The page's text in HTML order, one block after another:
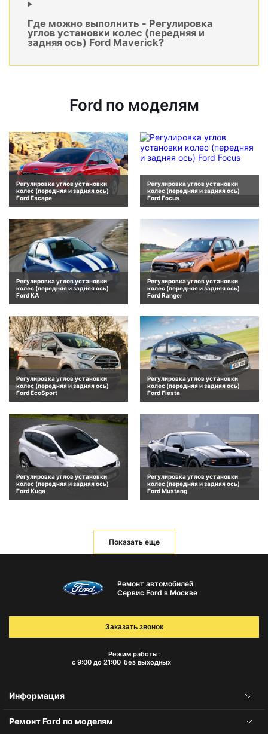
Где можно выполнить - Регулировка
углов установки колес (передняя и
задняя ось) Ford Maverick?
Ford по моделям
Регулировка углов установки
колес (передняя и задняя ось)
Ford Escape
Регулировка углов установки
колес (передняя и задняя ось)
Ford Focus
Регулировка углов установки
колес (передняя и задняя ось)
Ford KA
Регулировка углов установки
колес (передняя и задняя ось)
Ford Ranger
Регулировка углов установки
колес (передняя и задняя ось)
Ford EcoSport
Регулировка углов установки
колес (передняя и задняя ось)
Ford Fiesta
Регулировка углов установки
колес (передняя и задняя ось)
Ford Kuga
Регулировка углов установки
колес (передняя и задняя ось)
Ford Mustang
Показать еще
Ремонт автомобилей
Сервис Ford в Москве
Режим работы:
с 9:00 до 21:00 без выходных
Заказать звонок
Информация
Ремонт Ford по моделям